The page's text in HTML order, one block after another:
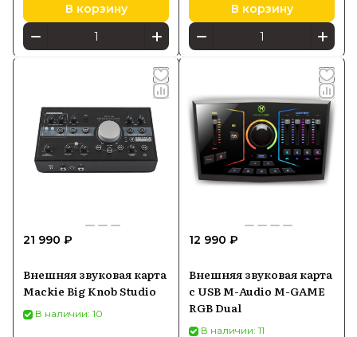
В корзину В корзину
21 990 ₽
Внешняя звуковая карта
Mackie Big Knob Studio
В наличии: 10
12 990 ₽
Внешняя звуковая карта
с USB M-Audio M-GAME
RGB Dual
В наличии: 11